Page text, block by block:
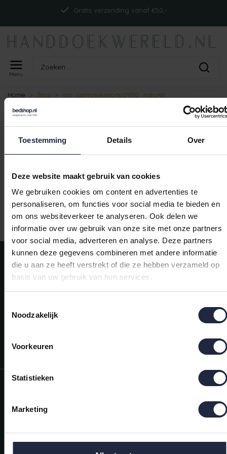
Toestemming Details Over
Deze website maakt gebruik van cookies
We gebruiken cookies om content en advertenties te
personaliseren, om functies voor social media te bieden en
om ons websiteverkeer te analyseren. Ook delen we
informatie over uw gebruik van onze site met onze partners
voor social media, adverteren en analyse. Deze partners
kunnen deze gegevens combineren met andere informatie
die u aan ze heeft verstrekt of die ze hebben verzameld op
basis van uw gebruik van hun services.
Noodzakelijk
Voorkeuren
Statistieken
Marketing
Gratis verzending vanaf €50,-
Menu
Home Tags ism_carlrosskimono29110_natural
PRODUCTEN GETAGD MET
Geen producten gevonden!
Gratis verzending vanaf €50,-
Meld je aan voor onze nieuwsbrief!
Snel regelen in je account. Volg je bestelling, betaal facturen of
retourneer een artikel.
We helpen je graag. Neem contact op met onze klantenservice.
Informatie
Mijn account
Contactgegevens